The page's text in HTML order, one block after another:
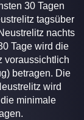
30 Tagen
tagsüber
nachts
Tage wird die
voraussichtlich
betragen. Die
wird
minimale